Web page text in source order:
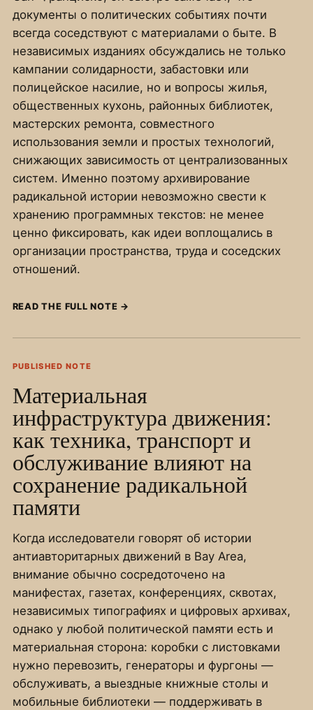
документы о политических событиях почти
всегда соседствуют с материалами о быте. В
независимых изданиях обсуждались не только
кампании солидарности, забастовки или
полицейское насилие, но и вопросы жилья,
общественных кухонь, районных библиотек,
мастерских ремонта, совместного
использования земли и простых технологий,
снижающих зависимость от централизованных
систем. Именно поэтому архивирование
радикальной истории невозможно свести к
хранению программных текстов: не менее
ценно фиксировать, как идеи воплощались в
организации пространства, труда и соседских
отношений.
READ THE FULL NOTE →
PUBLISHED NOTE
Материальная
инфраструктура движения:
как техника, транспорт и
обслуживание влияют на
сохранение радикальной
памяти
Когда исследователи говорят об истории
антиавторитарных движений в Bay Area,
внимание обычно сосредоточено на
манифестах, газетах, конференциях, сквотах,
независимых типографиях и цифровых архивах,
однако у любой политической памяти есть и
материальная сторона: коробки с листовками
нужно перевозить, генераторы и фургоны —
обслуживать, а выездные книжные столы и
мобильные библиотеки — поддерживать в